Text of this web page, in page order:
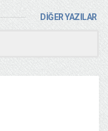
DİĞER YAZILAR